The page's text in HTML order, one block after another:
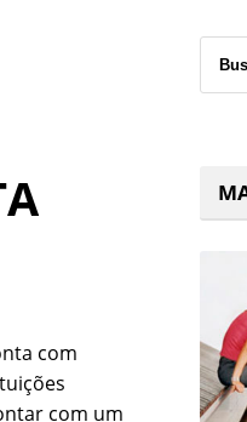
com
com um